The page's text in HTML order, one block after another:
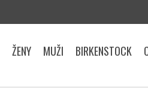
ŽENY MUŽI BIRKENSTOCK